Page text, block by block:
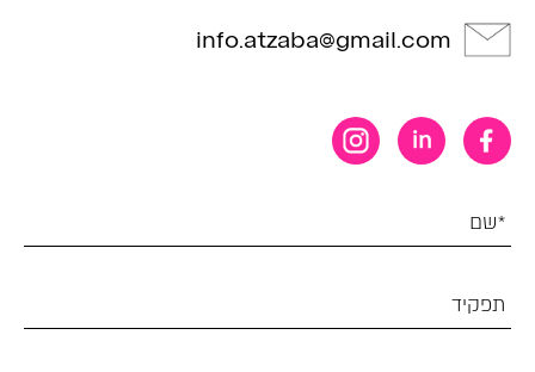
info.atzaba@gmail.com